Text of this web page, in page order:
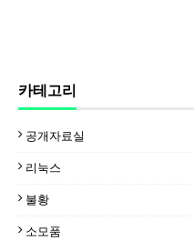
카테고리
공개자료실
리눅스
불황
소모품